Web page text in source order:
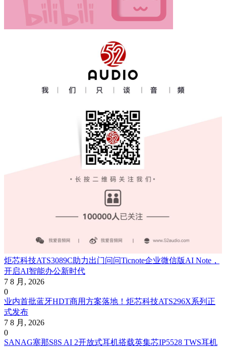
炬芯科技ATS3089C助力出门问问Ticnote企业微信版AI Note，
开启AI智能办公新时代
7 8 月, 2026
0
业内首批蓝牙HDT商用方案落地！炬芯科技ATS296X系列正
式发布
7 8 月, 2026
0
SANAG塞那S8S AI 2开放式耳机搭载英集芯IP5528 TWS耳机